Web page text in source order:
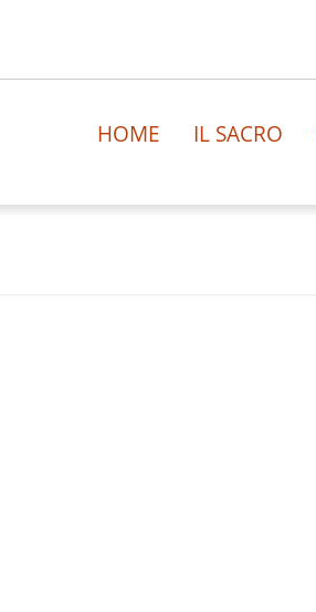
HOME IL SACRO